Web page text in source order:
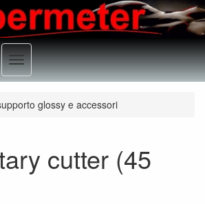
Menu
glossy e accessori
cutter (45